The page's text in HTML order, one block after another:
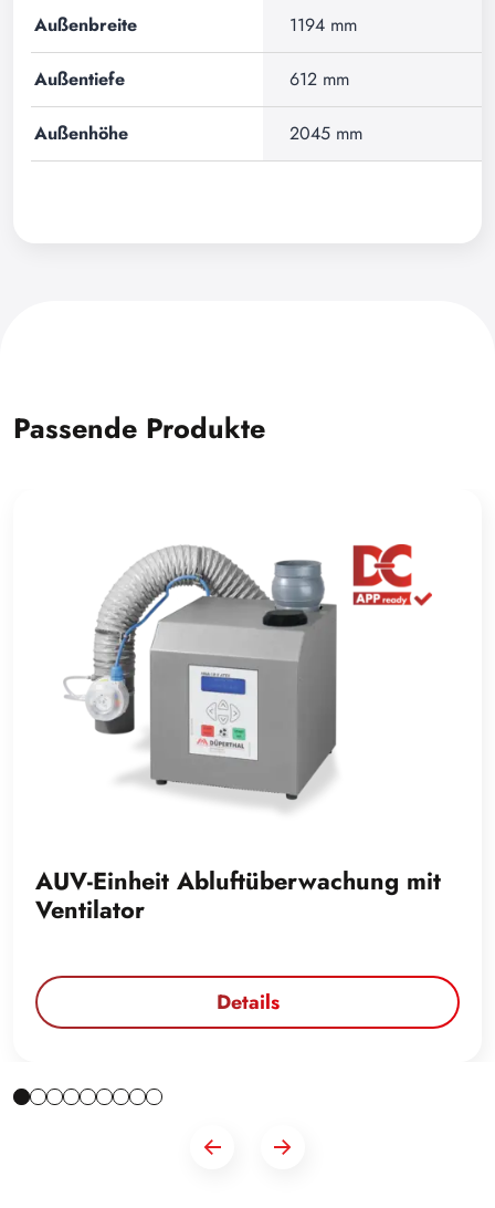
Außenbreite 1194 mm
Außentiefe 612 mm
Außenhöhe 2045 mm
Passende Produkte
AUV-Einheit Abluftüberwachung mit
Ventilator
Details